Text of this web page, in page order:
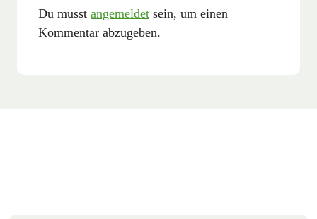
Du musst angemeldet sein, um einen
Kommentar abzugeben.